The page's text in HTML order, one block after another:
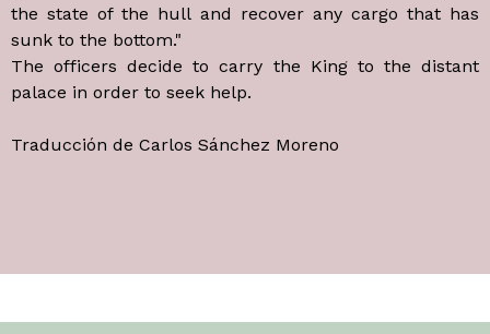
the state of the hull and recover any cargo that has
sunk to the bottom."
The officers decide to carry the King to the distant
palace in order to seek help.
Traducción de Carlos Sánchez Moreno